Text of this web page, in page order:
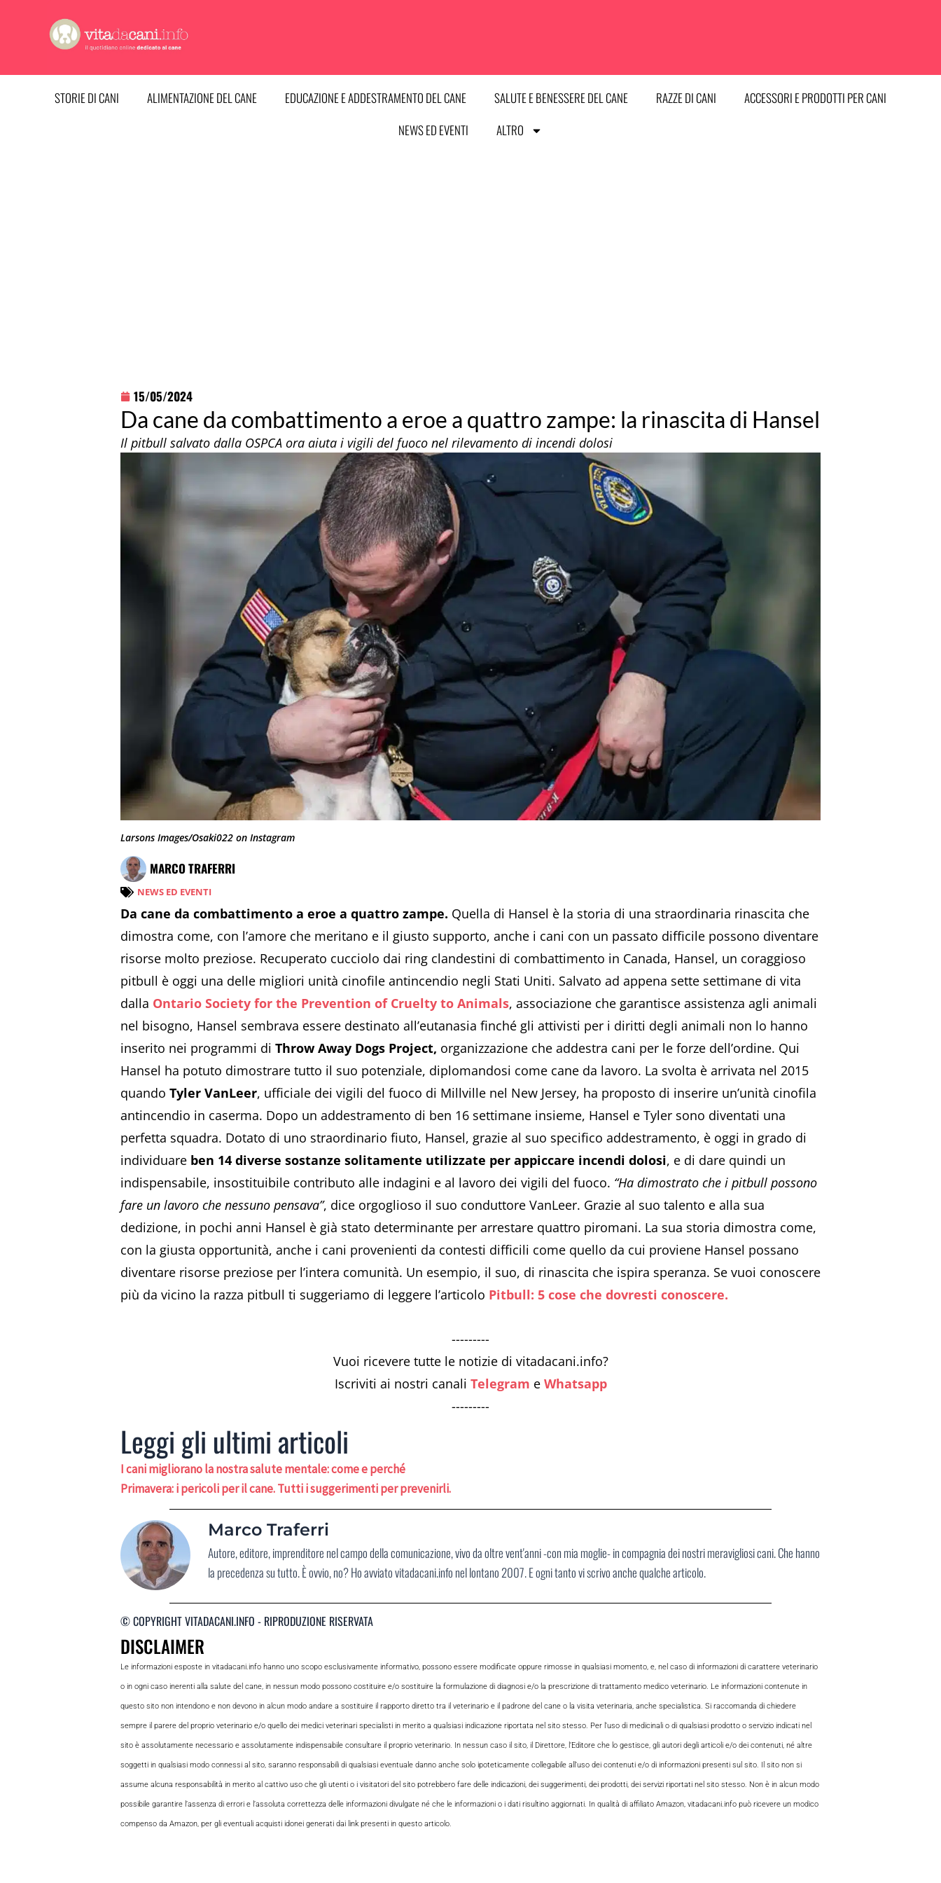
contenuto
STORIE DI CANI ALIMENTAZIONE DEL CANE EDUCAZIONE E ADDESTRAMENTO DEL CANE SALUTE E BENESSERE DEL CANE RAZZE DI CANI
ACCESSORI E PRODOTTI PER CANI
NEWS ED EVENTI
ALTRO
15/05/2024
Da cane da combattimento a eroe a quattro zampe: la rinascita di Hansel
Il pitbull salvato dalla OSPCA ora aiuta i vigili del fuoco nel rilevamento di incendi dolosi
Larsons Images/Osaki022 on Instagram
MARCO TRAFERRI
NEWS ED EVENTI
Da cane da combattimento a eroe a quattro zampe. Quella di Hansel è la storia di una straordinaria rinascita che
dimostra come, con l’amore che meritano e il giusto supporto, anche i cani con un passato difficile possono diventare
risorse molto preziose. Recuperato cucciolo dai ring clandestini di combattimento in Canada, Hansel, un coraggioso
pitbull è oggi una delle migliori unità cinofile antincendio negli Stati Uniti. Salvato ad appena sette settimane di vita
dalla Ontario Society for the Prevention of Cruelty to Animals, associazione che garantisce assistenza agli animali
nel bisogno, Hansel sembrava essere destinato all’eutanasia finché gli attivisti per i diritti degli animali non lo hanno
inserito nei programmi di Throw Away Dogs Project, organizzazione che addestra cani per le forze dell’ordine. Qui
Hansel ha potuto dimostrare tutto il suo potenziale, diplomandosi come cane da lavoro. La svolta è arrivata nel 2015
quando Tyler VanLeer, ufficiale dei vigili del fuoco di Millville nel New Jersey, ha proposto di inserire un’unità cinofila
antincendio in caserma. Dopo un addestramento di ben 16 settimane insieme, Hansel e Tyler sono diventati una
perfetta squadra. Dotato di uno straordinario fiuto, Hansel, grazie al suo specifico addestramento, è oggi in grado di
individuare ben 14 diverse sostanze solitamente utilizzate per appiccare incendi dolosi, e di dare quindi un
indispensabile, insostituibile contributo alle indagini e al lavoro dei vigili del fuoco. “Ha dimostrato che i pitbull possono
fare un lavoro che nessuno pensava”, dice orgoglioso il suo conduttore VanLeer. Grazie al suo talento e alla sua
dedizione, in pochi anni Hansel è già stato determinante per arrestare quattro piromani. La sua storia dimostra come,
con la giusta opportunità, anche i cani provenienti da contesti difficili come quello da cui proviene Hansel possano
diventare risorse preziose per l’intera comunità. Un esempio, il suo, di rinascita che ispira speranza. Se vuoi conoscere
più da vicino la razza pitbull ti suggeriamo di leggere l’articolo Pitbull: 5 cose che dovresti conoscere.
---------
Vuoi ricevere tutte le notizie di vitadacani.info?
Iscriviti ai nostri canali Telegram e Whatsapp
---------
Leggi gli ultimi articoli
I cani migliorano la nostra salute mentale: come e perché
Primavera: i pericoli per il cane. Tutti i suggerimenti per prevenirli.
Marco Traferri
Autore, editore, imprenditore nel campo della comunicazione, vivo da oltre vent'anni -con mia moglie- in compagnia dei nostri meravigliosi cani. Che hanno
la precedenza su tutto. È ovvio, no? Ho avviato vitadacani.info nel lontano 2007. E ogni tanto vi scrivo anche qualche articolo.
© COPYRIGHT VITADACANI.INFO - RIPRODUZIONE RISERVATA
DISCLAIMER
Le informazioni esposte in vitadacani.info hanno uno scopo esclusivamente informativo, possono essere modificate oppure rimosse in qualsiasi momento, e, nel caso di informazioni di carattere veterinario
o in ogni caso inerenti alla salute del cane, in nessun modo possono costituire e/o sostituire la formulazione di diagnosi e/o la prescrizione di trattamento medico veterinario. Le informazioni contenute in
questo sito non intendono e non devono in alcun modo andare a sostituire il rapporto diretto tra il veterinario e il padrone del cane o la visita veterinaria, anche specialistica. Si raccomanda di chiedere
sempre il parere del proprio veterinario e/o quello dei medici veterinari specialisti in merito a qualsiasi indicazione riportata nel sito stesso. Per l’uso di medicinali o di qualsiasi prodotto o servizio indicati nel
sito è assolutamente necessario e assolutamente indispensabile consultare il proprio veterinario. In nessun caso il sito, il Direttore, l’Editore che lo gestisce, gli autori degli articoli e/o dei contenuti, né altre
soggetti in qualsiasi modo connessi al sito, saranno responsabili di qualsiasi eventuale danno anche solo ipoteticamente collegabile all’uso dei contenuti e/o di informazioni presenti sul sito. Il sito non si
assume alcuna responsabilità in merito al cattivo uso che gli utenti o i visitatori del sito potrebbero fare delle indicazioni, dei suggerimenti, dei prodotti, dei servizi riportati nel sito stesso. Non è in alcun modo
possibile garantire l’assenza di errori e l’assoluta correttezza delle informazioni divulgate né che le informazioni o i dati risultino aggiornati. In qualità di affiliato Amazon, vitadacani.info può ricevere un modico
compenso da Amazon, per gli eventuali acquisti idonei generati dai link presenti in questo articolo.